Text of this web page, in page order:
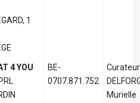
1
4 YOU
BE-
0707.871.752
Murielle